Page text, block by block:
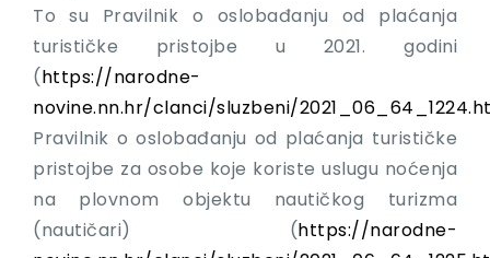
To su Pravilnik o oslobađanju od plaćanja
turističke pristojbe u 2021. godini
(https://narodne-
novine.nn.hr/clanci/sluzbeni/
Pravilnik o oslobađanju od plaćanja turističke
pristojbe za osobe koje koriste uslugu noćenja
na plovnom objektu nautičkog turizma
(nautičari) (https://narodne-